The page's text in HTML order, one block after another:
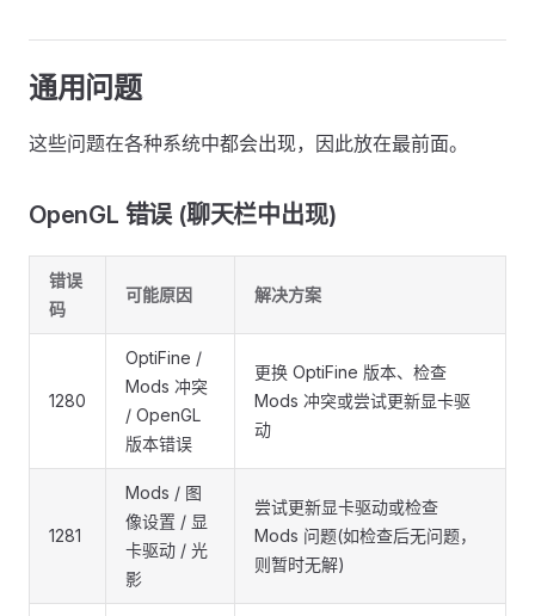
通用问题
这些问题在各种系统中都会出现，因此放在最前面。
OpenGL 错误 (聊天栏中出现)
错误
码
可能原因 解决方案
1280
OptiFine /
Mods 冲突
/ OpenGL
版本错误
更换 OptiFine 版本、检查
Mods 冲突或尝试更新显卡驱
动
1281
Mods / 图
像设置 / 显
卡驱动 / 光
影
尝试更新显卡驱动或检查
Mods 问题(如检查后无问题，
则暂时无解)